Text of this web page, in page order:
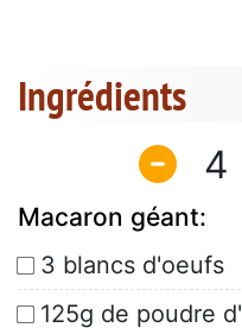
Ingrédients
4
Macaron géant:
3 blancs d'oeufs
125g de poudre d'